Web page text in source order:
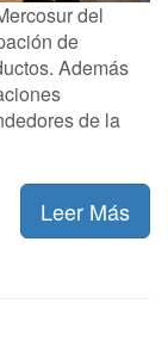
del
de
Además
de la
Leer Más